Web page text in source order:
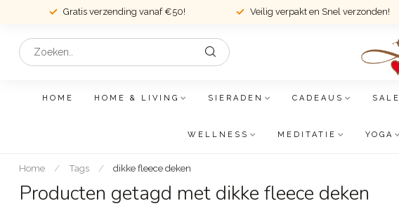
Gratis verzending vanaf €50! Veilig verpakt en Snel verzonden!
HOME HOME & LIVING SIERADEN CADEAUS SALE
WELLNESS MEDITATIE YOGA
Home / Tags / dikke fleece deken
Producten getagd met dikke fleece deken